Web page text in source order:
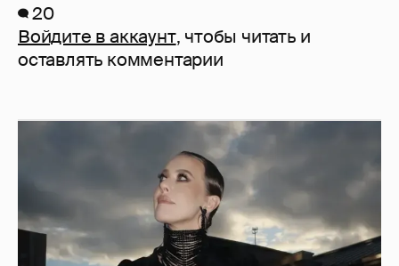
20
Войдите в аккаунт, чтобы читать и
оставлять комментарии